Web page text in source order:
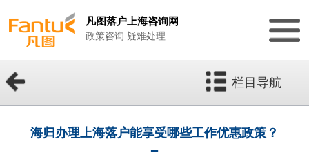
凡图落户上海咨询网
政策咨询 疑难处理
栏目导航
海归办理上海落户能享受哪些工作优惠政策？